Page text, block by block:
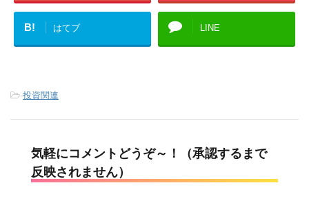
B! はてブ LINE
-投資関連
気軽にコメントどうぞ～！（承認するまで
反映されません）